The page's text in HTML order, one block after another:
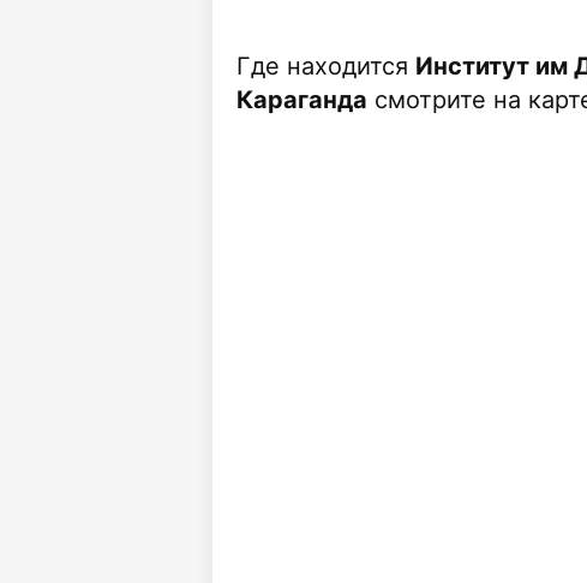
Где находится Институт им
Караганда смотрите на